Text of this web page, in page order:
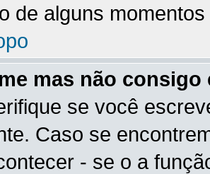
de alguns momentos
mas não
se você
Caso se
- se o a